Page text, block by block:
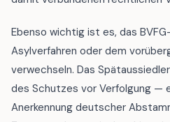
Ebenso wichtig ist es, das
Asylverfahren oder dem
verwechseln. Das
des Schutzes vor Verfolgung —
Anerkennung deutscher